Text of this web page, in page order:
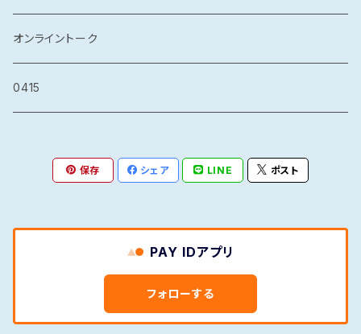
オンライントーク
0415
保存 シェア LINE ポスト
PAY IDアプリ
フォローする